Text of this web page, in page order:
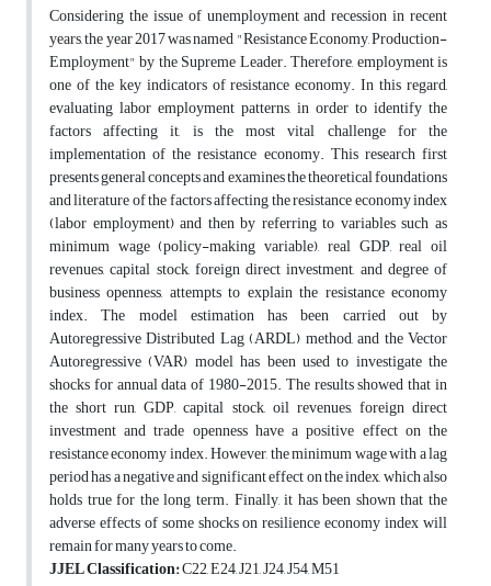
Considering the issue of unemployment and recession in recent
years, the year 2017 was named "Resistance Economy, Production-
Employment" by the Supreme Leader. Therefore, employment is
one of the key indicators of resistance economy. In this regard,
evaluating labor employment patterns, in order to identify the
factors affecting it, is the most vital challenge for the
implementation of the resistance economy. This research first
presents general concepts and examines the theoretical foundations
and literature of the factors affecting the resistance economy index
(labor employment) and then by referring to variables such as
minimum wage (policy-making variable), real GDP, real oil
revenues, capital stock, foreign direct investment, and degree of
business openness, attempts to explain the resistance economy
index. The model estimation has been carried out by
Autoregressive Distributed Lag (ARDL) method, and the Vector
Autoregressive (VAR) model has been used to investigate the
shocks for annual data of 1980-2015. The results showed that in
the short run, GDP, capital stock, oil revenues, foreign direct
investment and trade openness have a positive effect on the
resistance economy index. However, the minimum wage with a lag
period has a negative and significant effect on the index, which also
holds true for the long term. Finally, it has been shown that the
adverse effects of some shocks on resilience economy index will
remain for many years to come.
JJEL Classification:C22, E24, J21, J24, J54, M51